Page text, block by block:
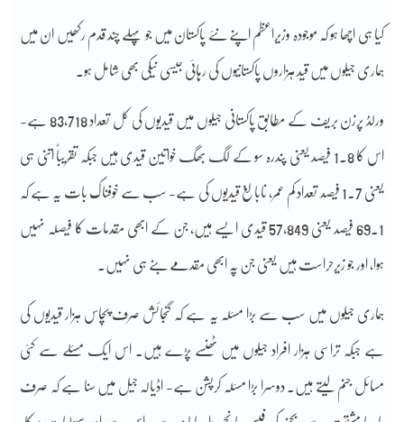
کیا ہی اچھا ہو کہ موجودہ وزیراعظم اپنے نئے پاکستان میں جو پہلے چند قدم رکھیں ان میں
ہماری جیلوں میں قید ہزاروں پاکستانیوں کی رہائی جیسی نیکی بھی شامل ہو۔
ورلڈ پرزن بریف کے مطابق پاکستانی جیلوں میں قیدیوں کی کل تعداد 83,718 ہے-
اس کا 1.8 فیصد یعنی پندرہ سو کے لگ بھگ خواتین قیدی ہیں جبکہ تقریباً اتنی ہی
یعنی 1.7 فیصد تعداد کم عمر، نابالغ قیدیوں کی ہے- سب سے خوفناک بات یہ ہے کہ
69.1 فیصد یعنی 57,849 قیدی ایسے ہیں، جن کے ابھی مقدمات کا فیصلہ نہیں
ہوا، اور جو زیرحراست ہیں یعنی جن پہ ابھی مقدمے بنے ہی نہیں۔
ہماری جیلوں میں سب سے بڑا مسئلہ یہ ہے کہ گنجائش صرف پچاس ہزار قیدیوں کی
ہے جبکہ تراسی ہزار افراد جیلوں میں ٹھنسے پڑے ہیں۔ اس ایک مسئلے سے کئی
مسائل جنم لیتے ہیں۔ دوسرا بڑا مسئلہ کرپشن ہے- اڈیالہ جیل میں سنا ہے کہ صرف